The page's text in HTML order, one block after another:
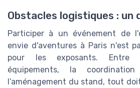
Obstacles logistiques : un
Participer à un événement de
envie d'aventures à Paris n'est
pour les exposants. Entre
équipements, la
l’aménagement du stand, tout